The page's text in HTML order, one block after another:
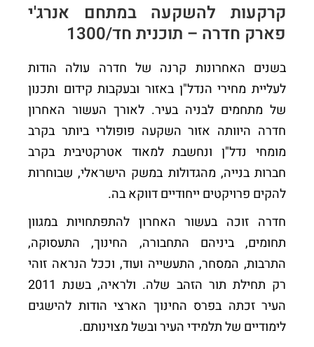
קרקעות להשקעה במתחם אנרג'י
פארק חדרה – תוכנית חד/1300
בשנים האחרונות קרנה של חדרה עולה הודות
לעליית מחירי הנדל"ן באזור ובעקבות קידום ותכנון
של מתחמים לבניה בעיר. לאורך העשור האחרון
חדרה היוותה אזור השקעה פופולרי ביותר בקרב
מומחי נדל"ן ונחשבת למאוד אטרקטיבית בקרב
חברות בנייה, מהגדולות במשק הישראלי, שבוחרות
להקים פרויקטים ייחודיים דווקא בה.
חדרה זוכה בעשור האחרון להתפתחויות במגוון
תחומים, ביניהם התחבורה, החינוך, התעסוקה,
התרבות, המסחר, התעשייה ועוד, וככל הנראה זוהי
רק תחילת תור הזהב שלה. ולראיה, בשנת 2011
העיר זכתה בפרס החינוך הארצי הודות להישגים
לימודיים של תלמידי העיר ובשל מצוינותם.